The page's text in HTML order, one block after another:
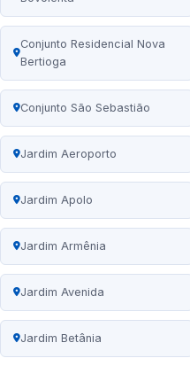
Conjunto Residencial Nova
Bertioga
Conjunto São Sebastião
Jardim Aeroporto
Jardim Apolo
Jardim Armênia
Jardim Avenida
Jardim Betânia